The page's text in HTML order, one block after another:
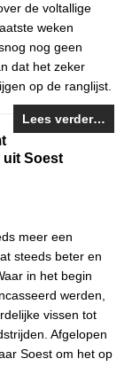
de voltallige
weken
nog geen
dat het zeker
op de ranglijst.
Lees verder…
uit Soest
meer een
steeds beter en
in het begin
werden,
vissen tot
Afgelopen
Soest om het op